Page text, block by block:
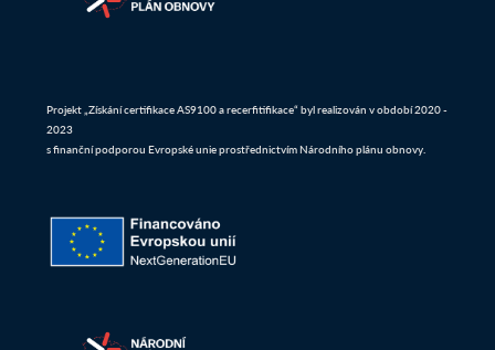
Projekt „Získání certifikace AS9100 a recerfitifikace“ byl realizován v období 2020 -
2023
s finanční podporou Evropské unie prostřednictvím Národního plánu obnovy.